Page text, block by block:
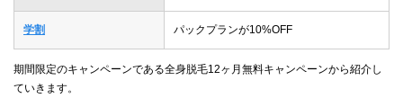
学割 パックプランが10%OFF
期間限定のキャンペーンである全身脱毛12ヶ月無料キャンペーンから紹介し
ていきます。